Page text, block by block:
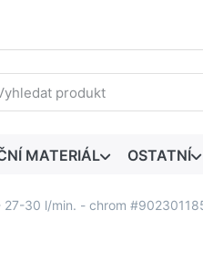
hledaný výraz. První
MATERIÁL OSTATNÍ
27-30 l/min. - chrom